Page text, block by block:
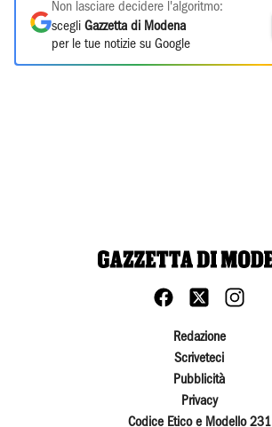
Non lasciare decidere l'algoritmo:
scegli Gazzetta di Modena
per le tue notizie su Google
Redazione
Scriveteci
Pubblicità
Privacy
Codice Etico e Modello 231